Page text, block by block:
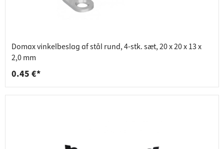
Domax vinkelbeslag af stål rund, 4-stk. sæt, 20 x 20 x 13 x
2,0 mm
0.45 €*